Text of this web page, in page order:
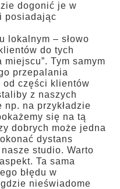
dogonić je w
posiadając
lokalnym – słowo
do tych
miejscu”. Tym samym
przepalania
od części klientów
z naszych
np. na przykładzie
się na tą
dobrych może jedna
dystans
studio. Warto
Ta sama
błędu w
nieświadome